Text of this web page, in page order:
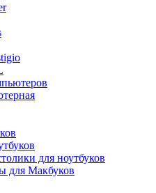
для ноутбуков
для Макбуков